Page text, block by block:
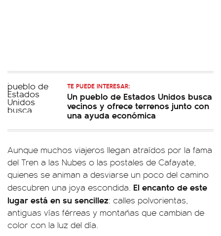
TE PUEDE INTERESAR:
Un pueblo de Estados Unidos busca
vecinos y ofrece terrenos junto con
una ayuda económica
Aunque muchos viajeros llegan atraídos por la fama
del Tren a las Nubes o las postales de Cafayate,
quienes se animan a desviarse un poco del camino
descubren una joya escondida. El encanto de este
lugar está en su sencillez: calles polvorientas,
antiguas vías férreas y montañas que cambian de
color con la luz del día.